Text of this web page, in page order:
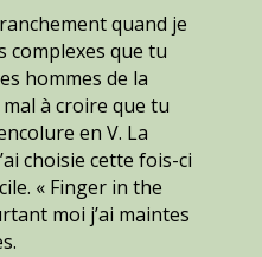
quand je
complexes que tu
hommes de la
mal à croire que tu
en V. La
choisie cette fois-ci
« Finger in the
moi j’ai maintes